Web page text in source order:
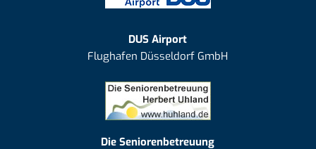
DUS Airport
Flughafen Düsseldorf GmbH
Die Seniorenbetreuung